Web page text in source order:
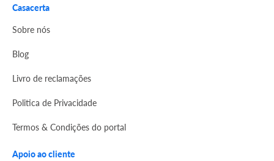
Casacerta
Sobre nós
Blog
Livro de reclamações
Politica de Privacidade
Termos & Condições do portal
Apoio ao cliente